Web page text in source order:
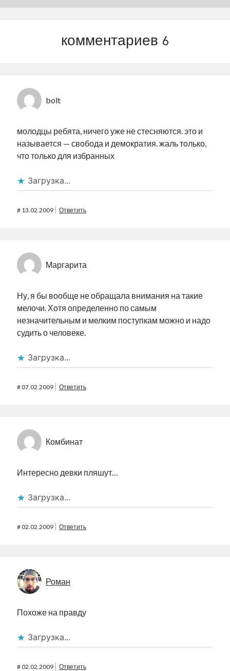
комментариев 6
bolt
молодцы ребята, ничего уже не стесняются. это и
называется — свобода и демократия. жаль только,
что только для избранных
Загрузка...
# 13.02.2009 Ответить
Маргарита
Ну, я бы вообще не обращала внимания на такие
мелочи. Хотя определенно по самым
незначительным и мелким поступкам можно и надо
судить о человеке.
Загрузка...
#07.02.2009 Ответить
Комбинат
Интересно девки пляшут…
Загрузка...
#02.02.2009 Ответить
Роман
Похоже на правду
Загрузка...
#02.02.2009 Ответить